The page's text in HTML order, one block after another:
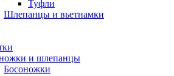
Туфли
Шлепанцы и вьетнамки
и шлепанцы
Босоножки